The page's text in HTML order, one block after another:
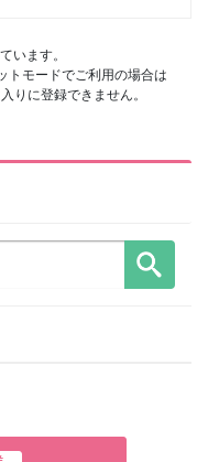
います。
トモードでご利用の場合は
りに登録できません。